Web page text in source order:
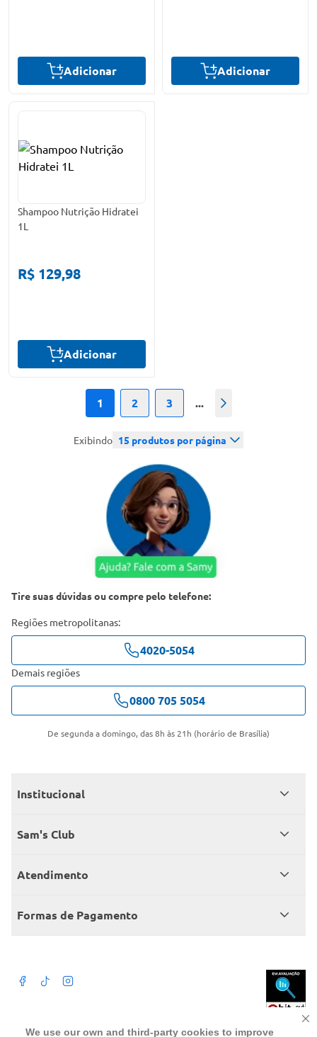
We use our own and third-party cookies to improve
Adicionar Adicionar
Shampoo Nutrição Hidratei
1L
R$ 129,98
Adicionar
1 2 3 ... Próximo
Exibindo 15 produtos por página
Tire suas dúvidas ou compre pelo telefone:
Regiões metropolitanas:
4020-5054
Demais regiões
0800 705 5054
De segunda a domingo, das 8h às 21h (horário de Brasília)
Institucional
Quem somos
Encontre um Clube
Sam's Club
Seja sócio
Member’s Mark
Atendimento
Fale conosco
Atendimento em libras
Formas de Pagamento
Beba com moderação. A Venda e o consumo de bebida alcoólica são